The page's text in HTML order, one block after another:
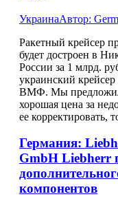
УкраинаАвтор:
Ракетный крейсер
будет достроен в
России за 1 млрд.
украинский крейсер
ВМФ. Мы
хорошая цена за
ее корректировать,
Германия:
GmbH Liebherr
компонентов